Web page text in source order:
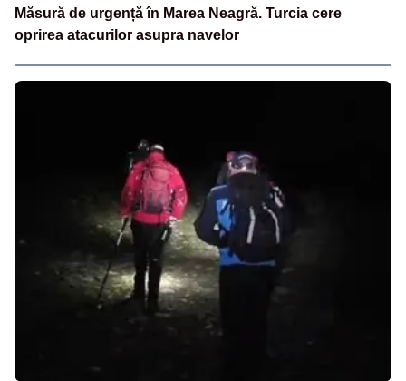
Măsură de urgență în Marea Neagră. Turcia cere
oprirea atacurilor asupra navelor